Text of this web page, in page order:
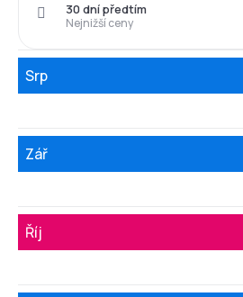
Nejnižší ceny
30 dní předtím
Srp
Zář
Říj